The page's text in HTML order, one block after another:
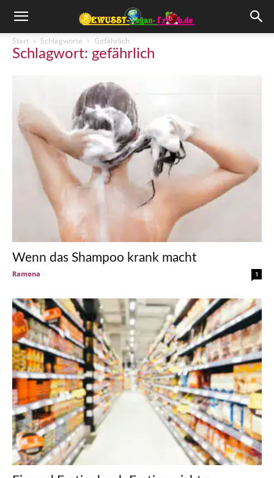
Start Schlagworte Gefährlich
Schlagwort: gefährlich
Wenn das Shampoo krank macht
Ramona - 1